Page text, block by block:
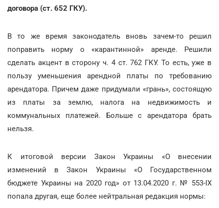
договора (ст. 652 ГКУ).
В то же время законодатель вновь зачем-то решил
поправить норму о «карантинной» аренде. Решили
сделать акцент в сторону ч. 4 ст. 762 ГКУ. То есть, уже в
пользу уменьшения арендной платы по требованию
арендатора. Причем даже придумали «грань», состоящую
из платы за землю, налога на недвижимость и
коммунальных платежей. Больше с арендатора брать
нельзя.
К итоговой версии Закон Украины «О внесении
изменений в Закон Украины «О Государственном
бюджете Украины на 2020 год» от 13.04.2020 г. № 553-IX
попала другая, еще более нейтральная редакция нормы: